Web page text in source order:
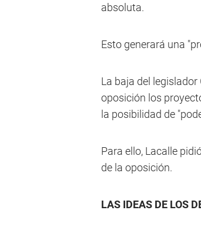
absoluta.
Esto generará una
La baja del
oposición los
la posibilidad de
Para ello, Lacalle
de la oposición.
LAS IDEAS DE LOS